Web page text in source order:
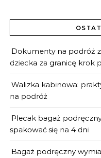
Dokumenty na podróż
dziecka za granicę krok
Walizka kabinowa:
na podróż
Plecak bagaż
spakować się na 4 dni
Bagaż podręczny